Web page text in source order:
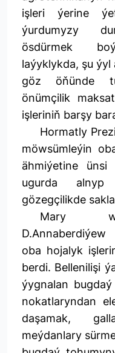
işleri ýerine
ýurdumyzy
ösdürmek
laýyklykda, şu ýyl
göz öňünde
önümçilik
işleriniň barşy
Hormatly
möwsümleýin
ähmiýetine
ugurda
gözegçilikde
Mary
oba hojalyk
berdi. Bellenilişi
ýygnalan
nokatlaryndan
daşamak,
meýdanlary